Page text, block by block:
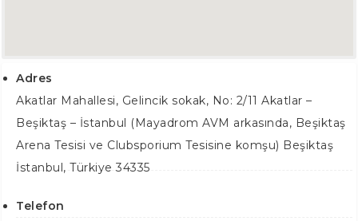
Adres
Akatlar Mahallesi, Gelincik sokak, No: 2/11 Akatlar –
Beşiktaş – İstanbul (Mayadrom AVM arkasında, Beşiktaş
Arena Tesisi ve Clubsporium Tesisine komşu) Beşiktaş
İstanbul, Türkiye 34335
Telefon